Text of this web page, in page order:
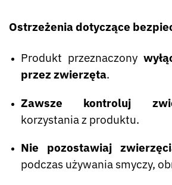
Ostrzeżenia dotyczące
Produkt przeznaczony
przez zwierzęta.
Zawsze kontroluj
korzystania z produktu.
Nie pozostawiaj
podczas używania smyczy,